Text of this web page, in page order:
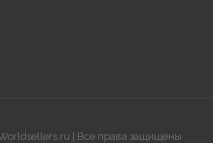
| Все права защищены